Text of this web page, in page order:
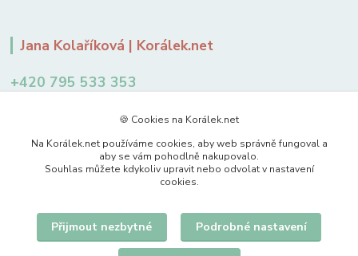
Jana Kolaříková | Korálek.net
+420 795 533 353
Upravit sběr cookies.
🍪 Cookies na Korálek.net
Na Korálek.net používáme cookies, aby web správně fungoval a
aby se vám pohodlně nakupovalo.
Souhlas můžete kdykoliv upravit nebo odvolat v nastavení
cookies.
Přijmout nezbytné Podrobné nastavení